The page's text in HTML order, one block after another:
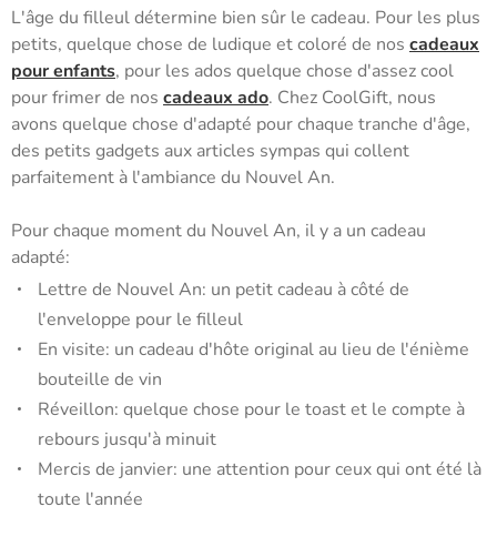
L'âge du filleul détermine bien sûr le cadeau. Pour les plus
petits, quelque chose de ludique et coloré de nos cadeaux
pour enfants, pour les ados quelque chose d'assez cool
pour frimer de nos cadeaux ado. Chez CoolGift, nous
avons quelque chose d'adapté pour chaque tranche d'âge,
des petits gadgets aux articles sympas qui collent
parfaitement à l'ambiance du Nouvel An.
Pour chaque moment du Nouvel An, il y a un cadeau
adapté:
Lettre de Nouvel An: un petit cadeau à côté de
l'enveloppe pour le filleul
En visite: un cadeau d'hôte original au lieu de l'énième
bouteille de vin
Réveillon: quelque chose pour le toast et le compte à
rebours jusqu'à minuit
Mercis de janvier: une attention pour ceux qui ont été là
toute l'année